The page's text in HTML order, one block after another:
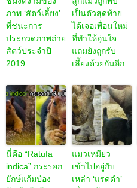
ภาพ ‘สัตว์เลี้ยง’
ที่ชนะการ
ประกวดภาพถ่าย
สัตว์ประจำปี
2019
เป็นตัวสุดท้าย
ได้เจอเพื่อนใหม่
ที่ทำให้อุ่นใจ
แถมยังถูกรับ
เลี้ยงด้วยกันอีก
นี่คือ “Ratufa
indica” กระรอก
ยักษ์แก้มป่อง
แมวเหมียว
เข้าไปอยู่กับ
เหล่า ‘แรดดำ’